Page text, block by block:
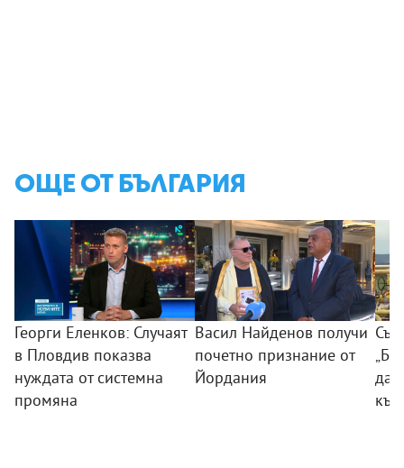
ОЩЕ ОТ БЪЛГАРИЯ
Георги Еленков: Случаят
в Пловдив показва
нуждата от системна
промяна
Васил Найденов получи
почетно признание от
Йордания